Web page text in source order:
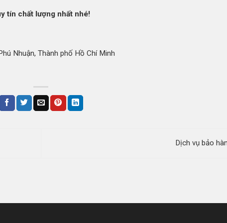
tín chất lượng nhất nhé!
Nhuận, Thành phố Hồ Chí Minh
Dịch vụ bảo